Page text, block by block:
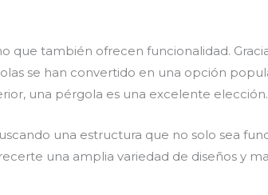
que también ofrecen funcionalidad.
se han convertido en una opción
una pérgola es una excelente elección.
una estructura que no solo sea
una amplia variedad de diseños y